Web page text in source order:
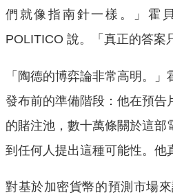
們就像指南針一樣。」霍
POLITICO 說。「真正的答案
「陶德的博弈論非常高明。
發布前的準備階段：他在預告
的賭注池，數十萬條關於這部
到任何人提出這種可能性。他
對基於加密貨幣的預測市場